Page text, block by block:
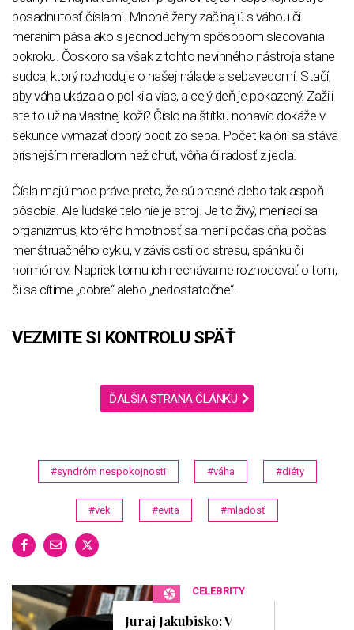
posadnutosť číslami. Mnohé ženy začínajú s váhou či
meraním pása ako s jednoduchým spôsobom sledovania
pokroku. Čoskoro sa však z tohto nevinného nástroja stane
sudca, ktorý rozhoduje o našej nálade a sebavedomí. Stačí,
aby váha ukázala o pol kila viac, a celý deň je pokazený. Zažili
ste to už na vlastnej koži? Číslo na štítku nohavíc dokáže v
sekunde vymazať dobrý pocit zo seba. Počet kalórií sa stáva
prísnejším meradlom než chuť, vôňa či radosť z jedla.
Čísla majú moc práve preto, že sú presné alebo tak aspoň
pôsobia. Ale ľudské telo nie je stroj. Je to živý, meniaci sa
organizmus, ktorého hmotnosť sa mení počas dňa, počas
menštruačného cyklu, v závislosti od stresu, spánku či
hormónov. Napriek tomu ich nechávame rozhodovať o tom,
či sa cítime „dobre“ alebo „nedostatočne“.
VEZMITE SI KONTROLU SPÄŤ
ĎALŠIA STRANA ČLÁNKU
#syndróm nespokojnosti #váha #diéty
#vek #evita #mladosť
CELEBRITY
Juraj Jakubisko: V